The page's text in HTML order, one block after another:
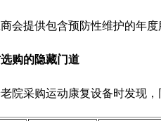
会提供包含预防性维护的年
购的隐藏门道
院采购运动康复设备时发现